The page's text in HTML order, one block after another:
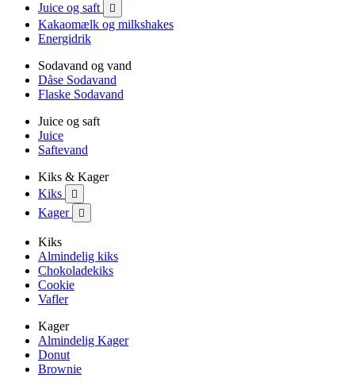
Juice og saft 
Kakaomælk og milkshakes
Energidrik
Sodavand og vand
Dåse Sodavand
Flaske Sodavand
Juice og saft
Juice
Saftevand
Kiks & Kager
Kiks

Kager 
Kiks
Almindelig kiks
Chokoladekiks
Cookie
Vafler
Kager
Almindelig Kager
Donut
Brownie